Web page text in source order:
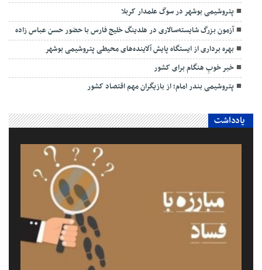
پتروشیمی بوشهر در سوگ علمدار کربلا
آزمون بزرگ شایسته‌سالاری در هلدینگ خلیج فارس با حضور حسن عباس زاده
بهره برداری از ایستگاه پایش آلاینده‌های محیطی پتروشیمی بوشهر
خبر خوبِ هنگام برای کشور
پتروشیمی بندر امام؛ از بازیگران مهم اقتصاد کشور
یادداشت